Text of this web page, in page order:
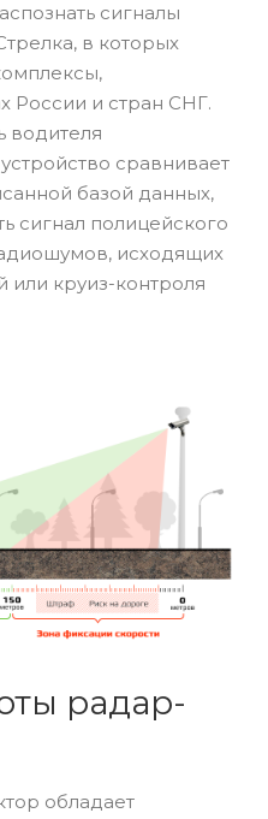
сигналы
в которых
России и стран СНГ.
водителя
сравнивает
базой данных,
сигнал полицейского
исходящих
или круиз-контроля
радар-
обладает